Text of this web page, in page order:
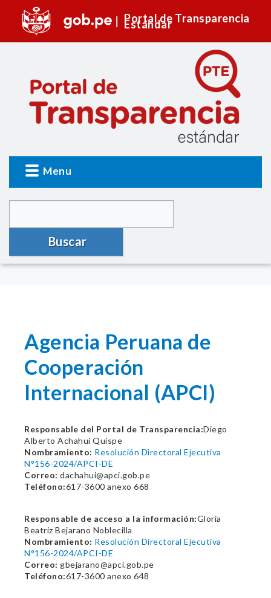
Portal de Transparencia
Estándar
Menu
Buscar
Agencia Peruana de
Cooperación
Internacional (APCI)
Responsable del Portal de Transparencia:Diego
Alberto Achahui Quispe
Nombramiento: Resolución Directoral Ejecutiva
N°156-2024/APCI-DE
Correo: dachahui@apci.gob.pe
Teléfono:617-3600 anexo 668
Responsable de acceso a la información:Gloria
Beatriz Bejarano Noblecilla
Nombramiento: Resolución Directoral Ejecutiva
N°156-2024/APCI-DE
Correo: gbejarano@apci.gob.pe
Teléfono:617-3600 anexo 648